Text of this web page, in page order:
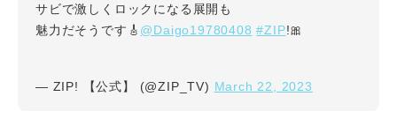
サビで激しくロックになる展開も
魅力だそうです🎸 @Daigo19780408 #ZIP!🎀
— ZIP! 【公式】 (@ZIP_TV) March 22, 2023